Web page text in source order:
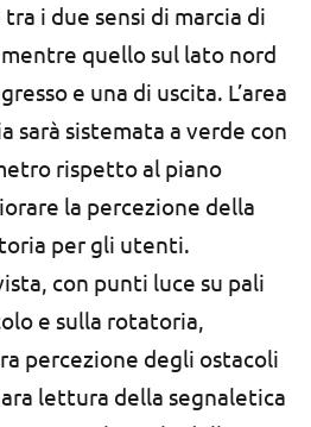
i due sensi di marcia di
quello sul lato nord
e una di uscita. L’area
sarà sistemata a verde con
rispetto al piano
la percezione della
per gli utenti.
con punti luce su pali
e sulla rotatoria,
percezione degli ostacoli
lettura della segnaletica